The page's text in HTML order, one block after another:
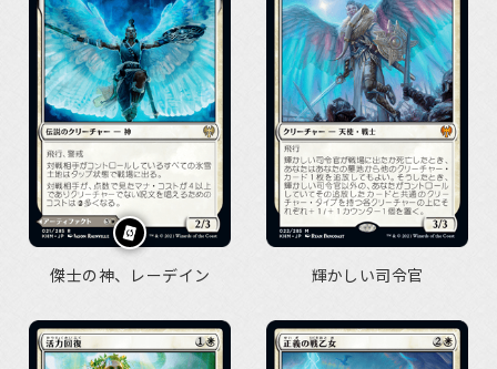
傑士の神、レーデイン 輝かしい司令官